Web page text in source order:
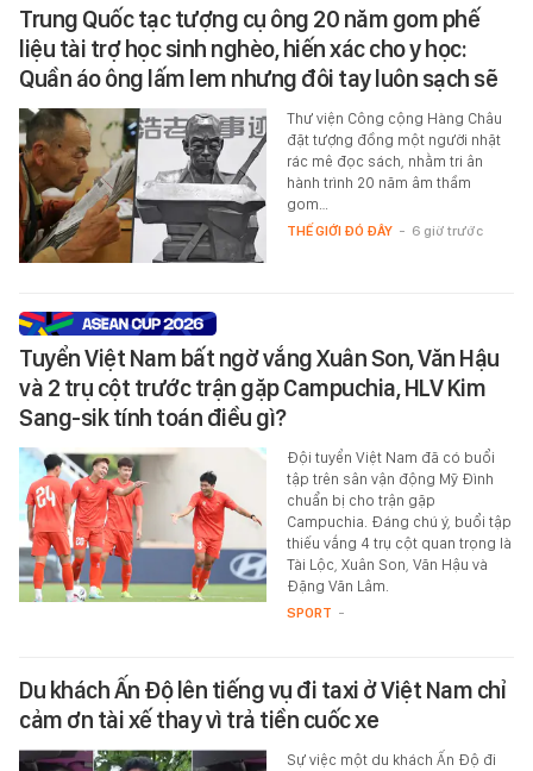
Trung Quốc tạc tượng cụ ông 20 năm gom phế
liệu tài trợ học sinh nghèo, hiến xác cho y học:
Quần áo ông lấm lem nhưng đôi tay luôn sạch sẽ
Thư viện Công cộng Hàng Châu
đặt tượng đồng một người nhặt
rác mê đọc sách, nhằm tri ân
hành trình 20 năm âm thầm
gom…
THẾ GIỚI ĐÓ ĐÂY - 6 giờ trước
Tuyển Việt Nam bất ngờ vắng Xuân Son, Văn Hậu
và 2 trụ cột trước trận gặp Campuchia, HLV Kim
Sang-sik tính toán điều gì?
Đội tuyển Việt Nam đã có buổi
tập trên sân vận động Mỹ Đình
chuẩn bị cho trận gặp
Campuchia. Đáng chú ý, buổi tập
thiếu vắng 4 trụ cột quan trọng là
Tài Lộc, Xuân Son, Văn Hậu và
Đặng Văn Lâm.
SPORT -
Du khách Ấn Độ lên tiếng vụ đi taxi ở Việt Nam chỉ
cảm ơn tài xế thay vì trả tiền cuốc xe
Sự việc một du khách Ấn Độ đi